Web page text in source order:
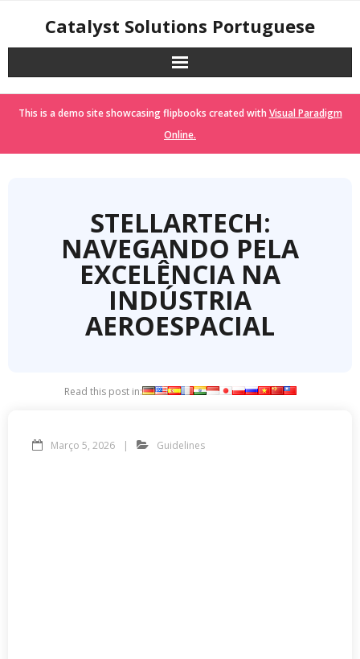
Catalyst Solutions Portuguese
This is a demo site showcasing flipbooks created with Visual Paradigm
Online.
STELLARTECH:
NAVEGANDO PELA
EXCELÊNCIA NA
INDÚSTRIA
AEROESPACIAL
Read this post in:
Março 5, 2026 Guidelines